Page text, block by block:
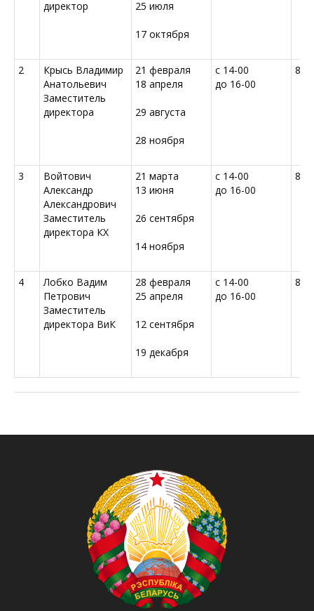
директор
25 июля
17 октября
2
Крысь Владимир
Анатольевич
Заместитель
директора
21 февраля
18 апреля
29 августа
28 ноября
с 14-00
до 16-00
3
Войтович
Александр
Александрович
Заместитель
директора КХ
21 марта
13 июня
26 сентября
14 ноября
с 14-00
до 16-00
4
Лобко Вадим
Петрович
Заместитель
директора ВиК
28 февраля
25 апреля
12 сентября
19 декабря
с 14-00
до 16-00